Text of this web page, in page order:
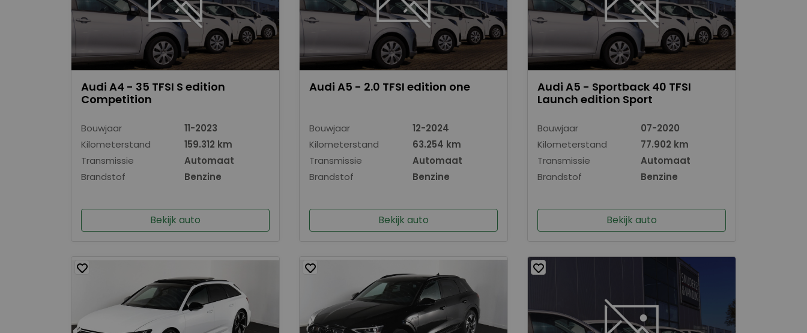
Audi A4 - 35 TFSI S edition
Competition
Bouwjaar
11-2023
Kilometerstand
159.312 km
Transmissie
Automaat
Brandstof
Benzine
Bekijk auto
Audi A5 - 2.0 TFSI edition one
Bouwjaar
12-2024
Kilometerstand
63.254 km
Transmissie
Automaat
Brandstof
Benzine
Bekijk auto
Audi A5 - Sportback 40 TFSI
Launch edition Sport
Bouwjaar
07-2020
Kilometerstand
77.902 km
Transmissie
Automaat
Brandstof
Benzine
Bekijk auto